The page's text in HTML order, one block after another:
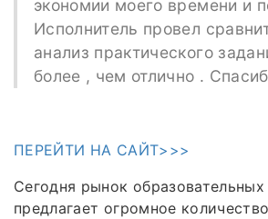
экономии моего времени и
Исполнитель провел
анализ практического
более , чем отлично .
ПЕРЕЙТИ НА САЙТ>>>
Сегодня рынок образовательных
предлагает огромное